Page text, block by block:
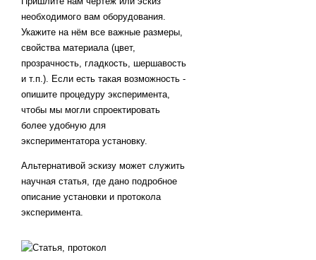
необходимого вам оборудования.
Укажите на нём все важные размеры,
свойства материала (цвет,
прозрачность, гладкость, шершавость
и т.п.). Если есть такая возможность -
опишите процедуру эксперимента,
чтобы мы могли спроектировать
более удобную для
экспериментатора установку.
Альтернативой эскизу может служить
научная статья, где дано подробное
описание установки и протокола
эксперимента.